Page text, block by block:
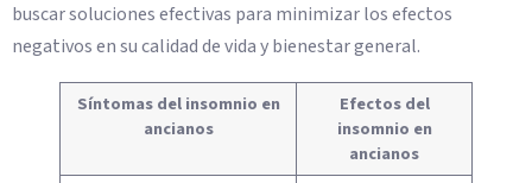
buscar soluciones efectivas para minimizar los efectos
negativos en su calidad de vida y bienestar general.
Síntomas del insomnio en
ancianos
Efectos del
insomnio en
ancianos